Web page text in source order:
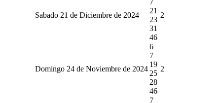
Sabado 21 de Diciembre de 2024
21
23
31
46
2
Domingo 24 de Noviembre de 2024
6
7
19
25
28
46
2
7